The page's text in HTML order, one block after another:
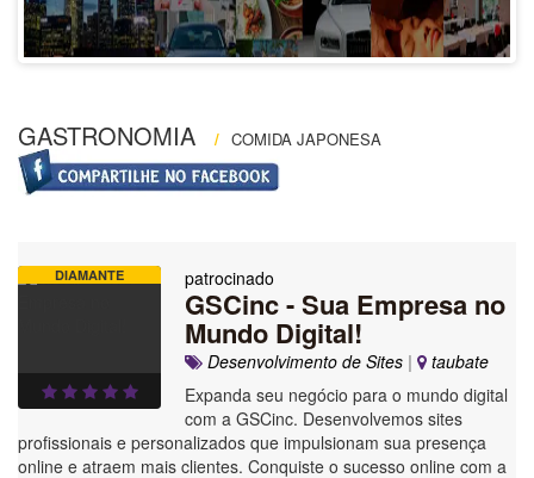
GASTRONOMIA / COMIDA JAPONESA
DIAMANTE patrocinado
GSCinc - Sua Empresa no
Mundo Digital!
Desenvolvimento de Sites |
taubate
Expanda seu negócio para o mundo digital
com a GSCinc. Desenvolvemos sites
profissionais e personalizados que impulsionam sua presença
online e atraem mais clientes. Conquiste o sucesso online com a